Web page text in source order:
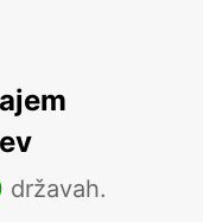
državah.